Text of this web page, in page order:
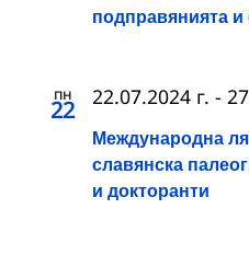
подправянията
пн
22
Международна
славянска
и докторанти
22.07.2024 г. -